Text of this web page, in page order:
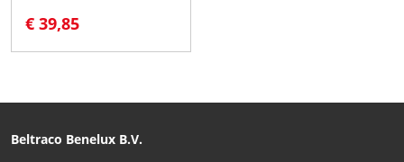
€ 39,85
Beltraco Benelux B.V.